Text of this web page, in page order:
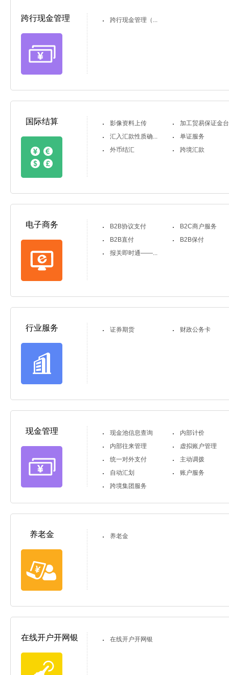
跨行现金管理 跨行现金管理（...
国际结算 影像资料上传
加工贸易保证金
汇入汇款性质确...
单证服务
外币结汇
跨境汇款
电子商务 B2B协议支付
B2C商户服务
B2B直付
B2B保付
报关即时通——...
行业服务 证券期货 财政公务卡
现金管理 现金池信息查询
内部计价
内部往来管理
虚拟账户管理
统一对外支付
主动调拨
自动汇划
账户服务
跨境集团服务
养老金 养老金
在线开户开网银 在线开户开网银